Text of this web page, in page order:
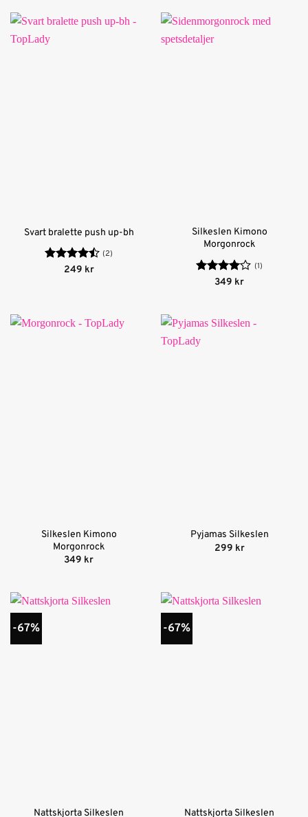
Svart bralette push up-bh
Betygsatt
(2)
249 kr
Silkeslen Kimono
Morgonrock
Betygsatt
(1)
349 kr
Silkeslen Kimono
Morgonrock
349 kr
Pyjamas Silkeslen
299 kr
-67%
Nattskjorta Silkeslen
-67%
Nattskjorta Silkeslen